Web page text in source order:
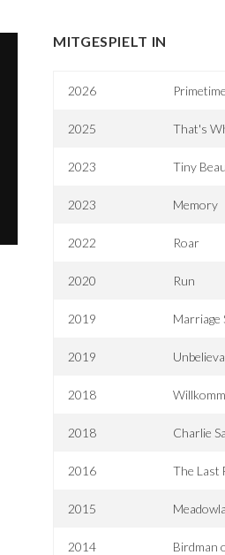
MITGESPIELT IN
2026 Primetime
2025 That's
2023 Tiny
2023 Memory
2022 Roar
2020 Run
2019 Marriage
2019
2018
2018 Charlie
2016 The Last
2015
2014 Birdman